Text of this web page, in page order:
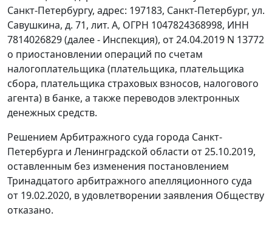
Санкт-Петербургу, адрес: 197183, Санкт-Петербург, ул.
Савушкина, д. 71, лит. А, ОГРН 1047824368998, ИНН
7814026829 (далее - Инспекция), от 24.04.2019 N 13772
о приостановлении операций по счетам
налогоплательщика (плательщика, плательщика
сбора, плательщика страховых взносов, налогового
агента) в банке, а также переводов электронных
денежных средств.
Решением Арбитражного суда города Санкт-
Петербурга и Ленинградской области от 25.10.2019,
оставленным без изменения постановлением
Тринадцатого арбитражного апелляционного суда
от 19.02.2020, в удовлетворении заявления Обществу
отказано.